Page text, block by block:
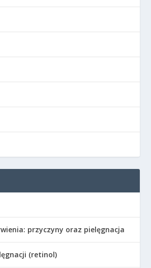
przyczyny oraz pielęgnacja
(retinol)